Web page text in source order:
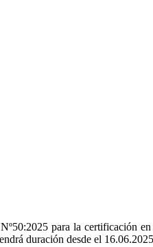
para la certificación
duración desde el